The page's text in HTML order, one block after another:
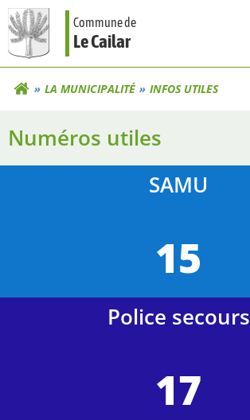
Aller
au
contenu
Commune de
Le Cailar
LA MUNICIPALITÉ INFOS UTILES
Numéros utiles
SAMU
15
Police secours
17